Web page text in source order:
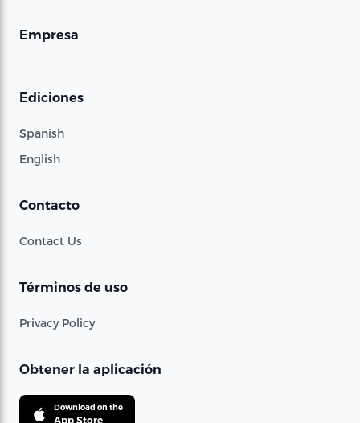
Empresa
Ediciones
Spanish
English
Contacto
Contact Us
Términos de uso
Privacy Policy
Obtener la aplicación
Download on the
App Store